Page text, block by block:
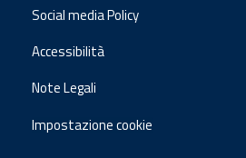
Social media Policy
Accessibilità
Note Legali
Impostazione cookie